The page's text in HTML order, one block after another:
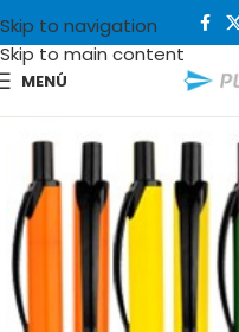
Skip to navigation
Skip to main content
MENÚ